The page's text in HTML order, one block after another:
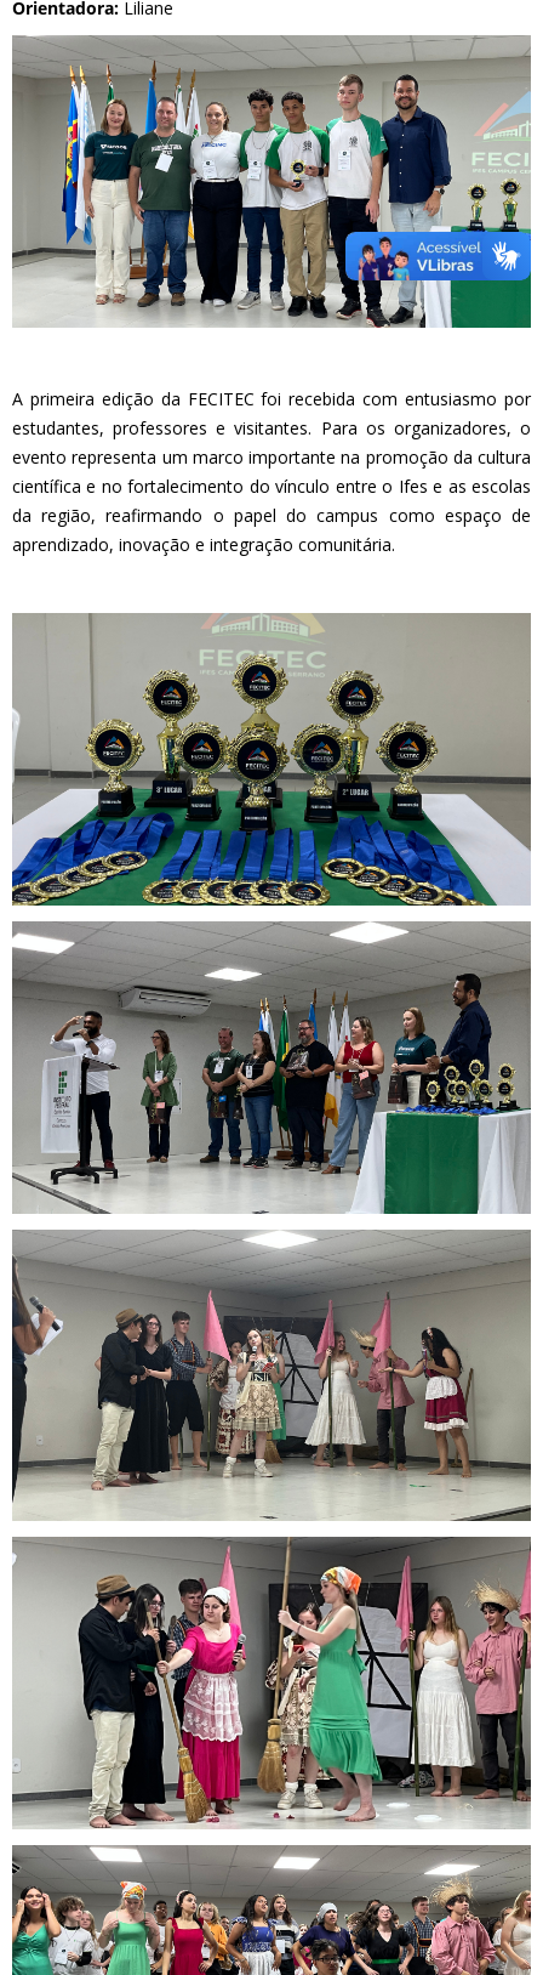
Orientadora: Liliane
A primeira edição da FECITEC foi recebida com entusiasmo por
estudantes, professores e visitantes. Para os organizadores, o
evento representa um marco importante na promoção da cultura
científica e no fortalecimento do vínculo entre o Ifes e as escolas
da região, reafirmando o papel do campus como espaço de
aprendizado, inovação e integração comunitária.